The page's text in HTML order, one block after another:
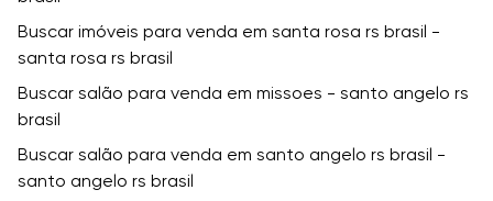
Buscar imóveis para venda em santa rosa rs brasil -
santa rosa rs brasil
Buscar salão para venda em missoes - santo angelo rs
brasil
Buscar salão para venda em santo angelo rs brasil -
santo angelo rs brasil